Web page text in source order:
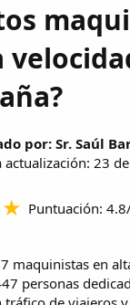
por: Sr. Saúl
23
Puntuación:
maquinistas en
personas